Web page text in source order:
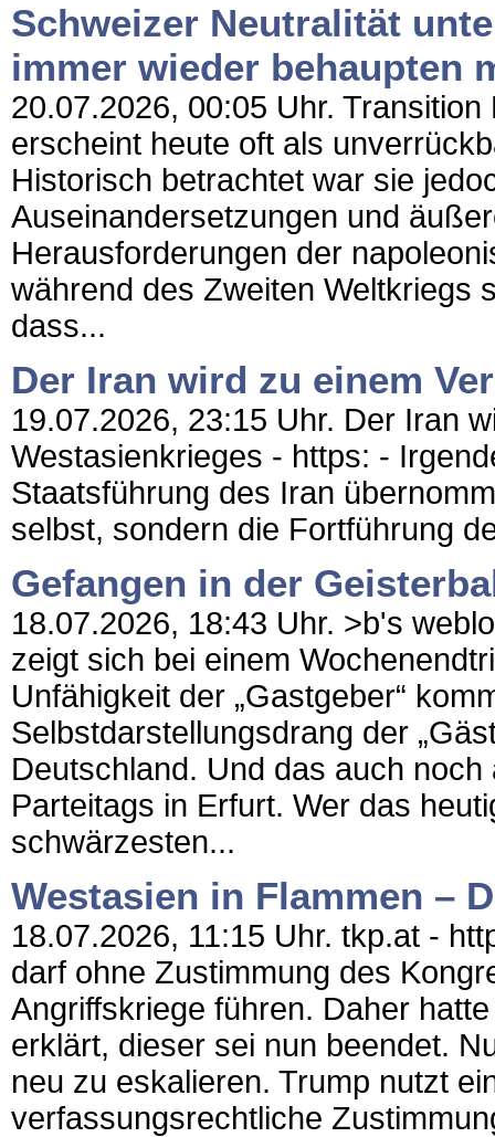
Schweizer Neutralität
immer wieder behaupten
20.07.2026, 00:05 Uhr.
erscheint heute oft als
Historisch betrachtet war sie
Auseinandersetzungen und
Herausforderungen der
während des Zweiten Weltkriegs
dass...
Der Iran wird zu einem
19.07.2026, 23:15 Uhr. Der Iran
Westasienkrieges - https: -
Staatsführung des Iran
selbst, sondern die Fortführung
Gefangen in der
18.07.2026, 18:43 Uhr. >b's
zeigt sich bei einem
Unfähigkeit der „Gastgeber“
Selbstdarstellungsdrang der
Deutschland. Und das auch
Parteitags in Erfurt. Wer das
schwärzesten...
Westasien in Flammen –
18.07.2026, 11:15 Uhr. tkp.at -
darf ohne Zustimmung des
Angriffskriege führen. Daher
erklärt, dieser sei nun beendet.
neu zu eskalieren. Trump nutzt
verfassungsrechtliche